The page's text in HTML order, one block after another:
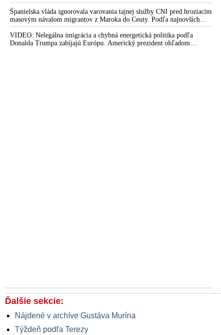
Španielska vláda ignorovala varovania tajnej služby CNI pred hroziacim
masovým návalom migrantov z Maroka do Ceuty. Podľa najnovších
správ preniklo do tejto španielskej exklávy na severe Afriky vyše 70-
tisíc migrantov
VIDEO: Nelegálna imigrácia a chybná energetická politika podľa
Donalda Trumpa zabíjajú Európu. Americký prezident ohľadom
Ďalšie sekcie:
Nájdené v archíve Gustáva Murína
Týždeň podľa Terezy